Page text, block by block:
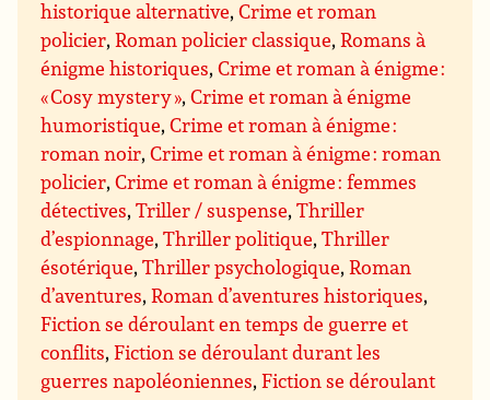
historique alternative,Crime et roman
policier,Roman policier classique,Romans à
énigme historiques,Crime et roman à énigme :
« Cosy mystery »,Crime et roman à énigme
humoristique,Crime et roman à énigme :
roman noir,Crime et roman à énigme : roman
policier,Crime et roman à énigme : femmes
détectives,Triller / suspense,Thriller
d’espionnage,Thriller politique,Thriller
ésotérique,Thriller psychologique,Roman
d’aventures,Roman d’aventures historiques,
Fiction se déroulant en temps de guerre et
conflits,Fiction se déroulant durant les
guerres napoléoniennes,Fiction se déroulant